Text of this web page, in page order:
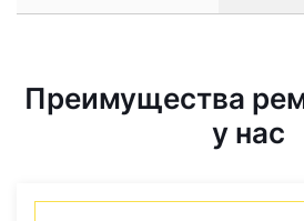
Преимущества
у нас